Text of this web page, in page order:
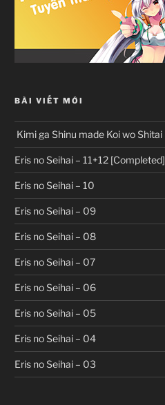
BÀI VIẾT MỚI
Kimi ga Shinu made Koi wo Shitai
Eris no Seihai – 11+12 [Completed]
Eris no Seihai – 10
Eris no Seihai – 09
Eris no Seihai – 08
Eris no Seihai – 07
Eris no Seihai – 06
Eris no Seihai – 05
Eris no Seihai – 04
Eris no Seihai – 03